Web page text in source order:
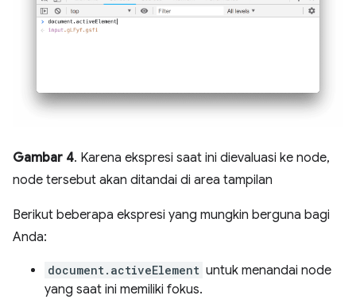
Gambar 4. Karena ekspresi saat ini dievaluasi ke node,
node tersebut akan ditandai di area tampilan
Berikut beberapa ekspresi yang mungkin berguna bagi
Anda:
document.activeElement untuk menandai node
yang saat ini memiliki fokus.